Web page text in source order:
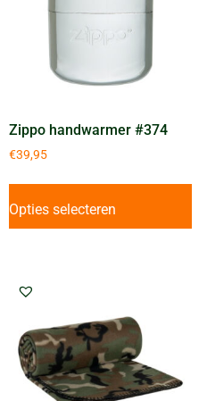
Zippo handwarmer #374
€39,95
Opties selecteren